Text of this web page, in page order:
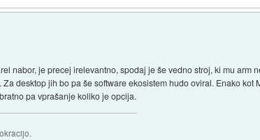
nabor, je precej irelevantno, spodaj je še vedno stroj, ki mu arm
desktop jih bo pa še software ekosistem hudo oviral. Enako kot
pa vprašanje koliko je opcija.